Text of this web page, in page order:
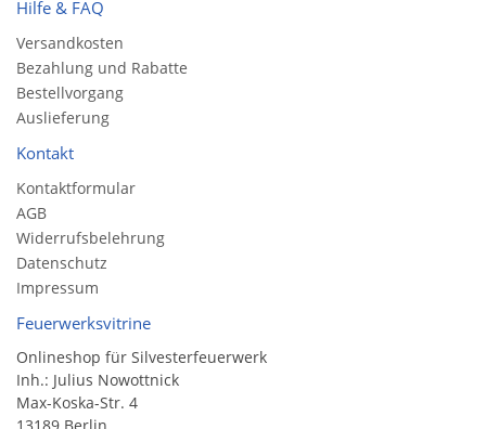
Hilfe & FAQ
Versandkosten
Bezahlung und Rabatte
Bestellvorgang
Auslieferung
Kontakt
Kontaktformular
AGB
Widerrufsbelehrung
Datenschutz
Impressum
Feuerwerksvitrine
Onlineshop für Silvesterfeuerwerk
Inh.: Julius Nowottnick
Max-Koska-Str. 4